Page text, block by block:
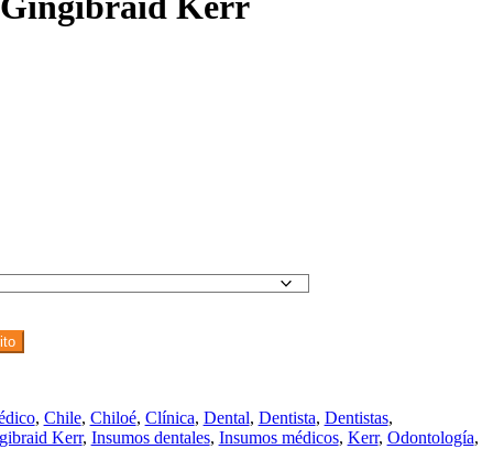
, Chile, Chiloé, Clínica, Dental, Dentista, Dentistas,
Kerr, Insumos dentales, Insumos médicos, Kerr, Odontología,